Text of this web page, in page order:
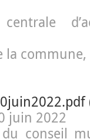
la commune,
juin 2022
conseil